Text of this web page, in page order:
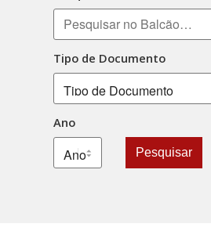
Tipo de Documento
Ano
Pesquisar